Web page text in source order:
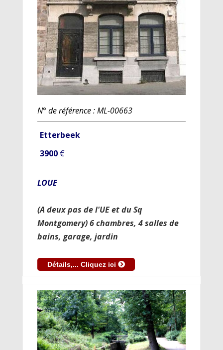
N° de référence : ML-00663
Etterbeek
3900€
LOUE
(A deux pas de l'UE et du Sq
Montgomery) 6 chambres, 4 salles de
bains, garage, jardin
Détails,... Cliquez ici